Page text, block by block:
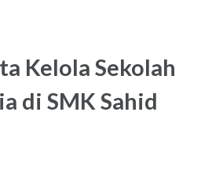
Kelola Sekolah
di SMK Sahid